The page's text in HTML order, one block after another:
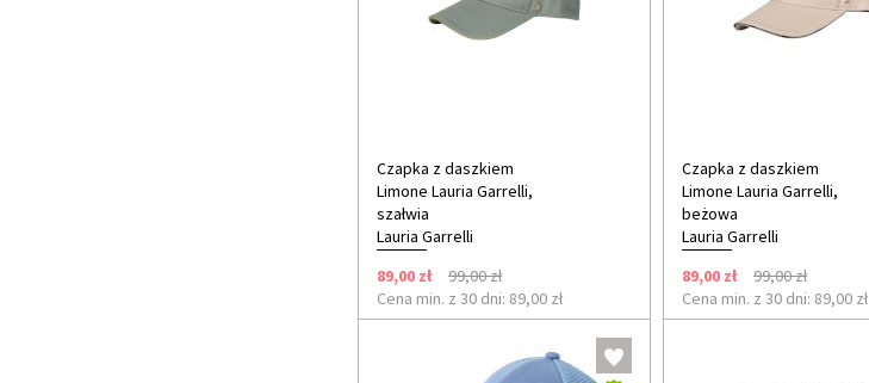
Czapka z daszkiem
Limone Lauria Garrelli,
szałwia
Lauria Garrelli
89,00 zł
99,00 zł
Cena min. z 30 dni: 89,00 zł
Czapka z daszkiem
Limone Lauria Garrelli,
beżowa
Lauria Garrelli
89,00 zł
99,00 zł
Cena min. z 30 dni: 89,00 zł